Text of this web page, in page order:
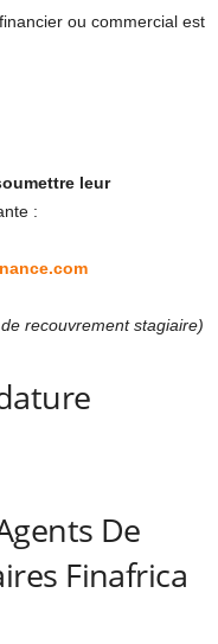
ou commercial est
leur
:
recouvrement stagiaire)
De
Finafrica